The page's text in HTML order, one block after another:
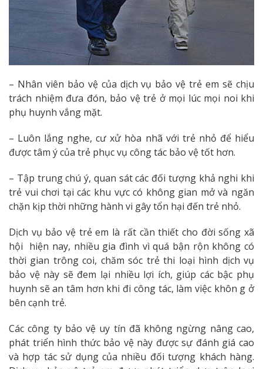
– Nhân viên bảo vệ của dịch vụ bảo vệ trẻ em sẽ chịu
trách nhiệm đưa đón, bảo vệ trẻ ở mọi lúc mọi noi khi
phụ huynh vắng mặt.
– Luôn lắng nghe, cư xử hòa nhã với trẻ nhỏ để hiểu
được tâm ý của trẻ phục vụ công tác bảo vệ tốt hơn.
– Tập trung chú ý, quan sát các đối tượng khả nghi khi
trẻ vui chơi tại các khu vực có không gian mở và ngăn
chặn kịp thời những hành vi gây tổn hại đến trẻ nhỏ.
Dịch vụ bảo vệ trẻ em là rất cần thiết cho đời sống xã
hội hiện nay, nhiều gia đình vì quá bận rộn không có
thời gian trông coi, chăm sóc trẻ thi loại hình dịch vụ
bảo vệ này sẽ đem lại nhiều lợi ích, giúp các bậc phụ
huynh sẽ an tâm hơn khi đi công tác, làm việc khôn g ở
bên cạnh trẻ.
Các công ty bảo vệ uy tín đã không ngừng nâng cao,
phát triển hình thức bảo vệ này được sự đánh giá cao
và hợp tác sử dụng của nhiều đối tượng khách hàng.